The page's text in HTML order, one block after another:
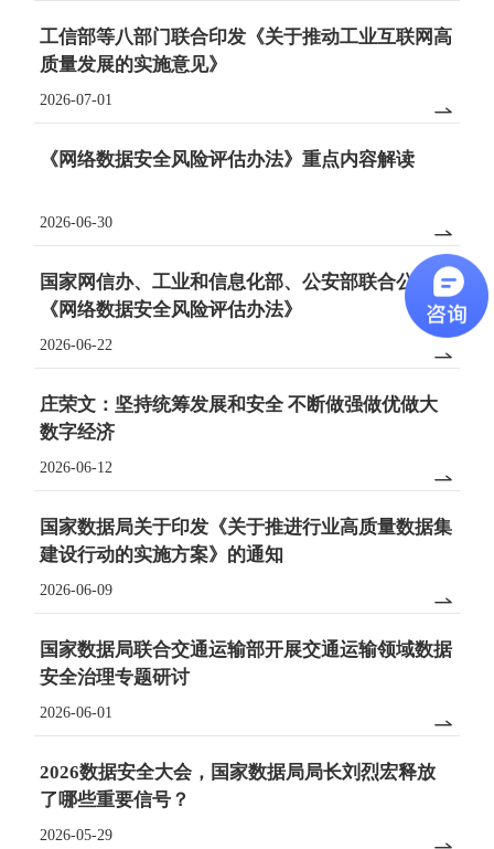
工信部等八部门联合印发《关于推动工业互联网高
质量发展的实施意见》
2026-07-01

《网络数据安全风险评估办法》重点内容解读
2026-06-30

国家网信办、工业和信息化部、公安部联合公布
《网络数据安全风险评估办法》
2026-06-22

庄荣文：坚持统筹发展和安全 不断做强做优做大
数字经济
2026-06-12

国家数据局关于印发《关于推进行业高质量数据集
建设行动的实施方案》的通知
2026-06-09

国家数据局联合交通运输部开展交通运输领域数据
安全治理专题研讨
2026-06-01

2026数据安全大会，国家数据局局长刘烈宏释放
了哪些重要信号？
2026-05-29